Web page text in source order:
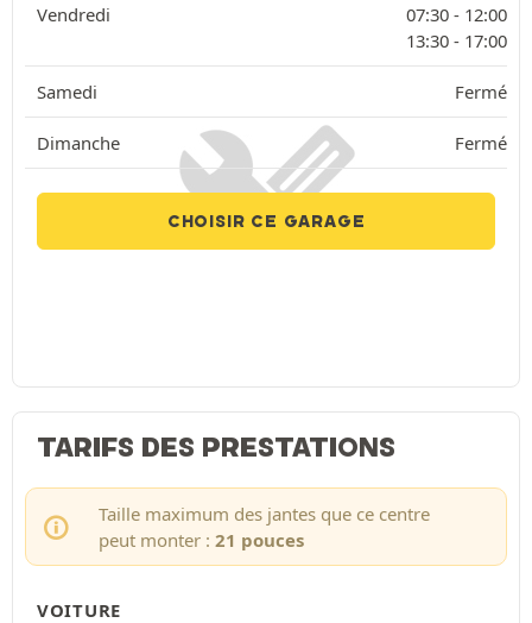
Vendredi 07:30 - 12:00
13:30 - 17:00
Samedi Fermé
Dimanche Fermé
CHOISIR CE GARAGE
TARIFS DES PRESTATIONS
Taille maximum des jantes que ce centre
peut monter : 21 pouces
VOITURE